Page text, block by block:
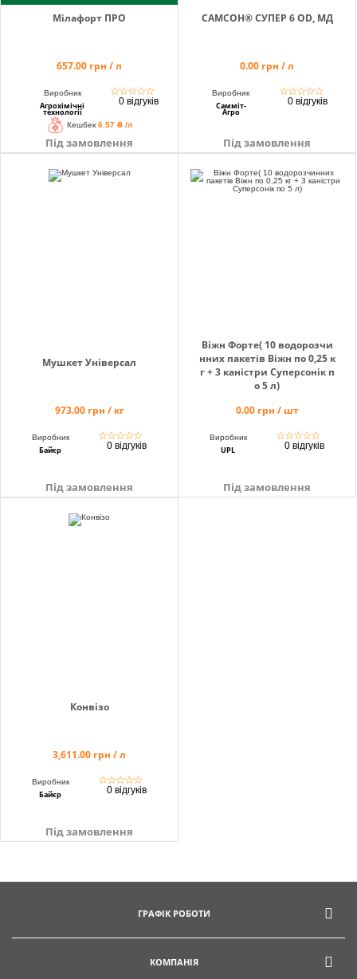
Мілафорт ПРО
657.00 грн / л
Виробник
Агрохімічні
технології
☆☆☆☆☆
0 відгуків
Кешбек 6.57 ₴ /л
Під замовлення
САМСОН® СУПЕР 6 OD, МД
0.00 грн / л
Виробник
Самміт-
Агро
☆☆☆☆☆
0 відгуків
Під замовлення
Мушкет Універсал
973.00 грн / кг
Виробник
Байєр
☆☆☆☆☆
0 відгуків
Під замовлення
Віжн Форте( 10 водорозчи
нних пакетів Віжн по 0,25 к
г + 3 каністри Суперсонік п
о 5 л)
0.00 грн / шт
Виробник
UPL
☆☆☆☆☆
0 відгуків
Під замовлення
Конвізо
3,611.00 грн / л
Виробник
Байєр
☆☆☆☆☆
0 відгуків
Під замовлення
ГРАФІК РОБОТИ
КОМПАНІЯ